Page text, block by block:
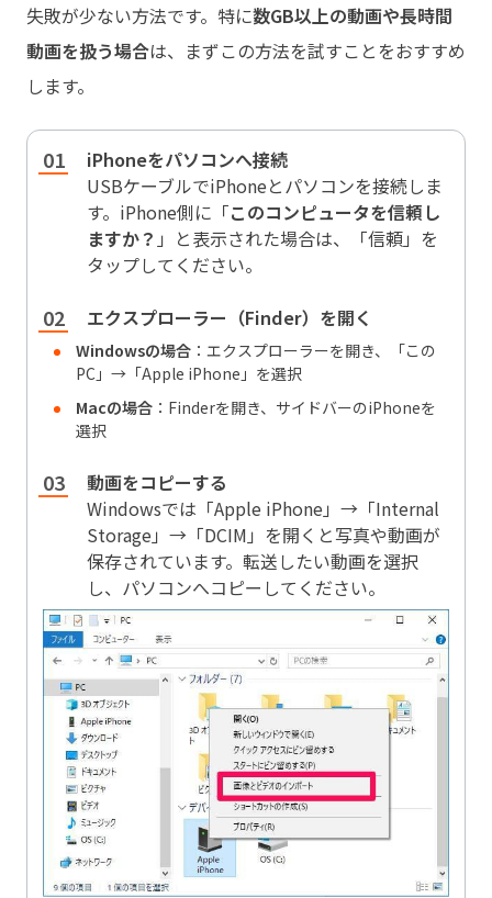
失敗が少ない方法です。特に数GB以上の動画や長時間
動画を扱う場合は、まずこの方法を試すことをおすすめ
します。
iPhoneをパソコンへ接続
USBケーブルでiPhoneとパソコンを接続しま
す。iPhone側に「このコンピュータを信頼し
ますか？ 」と表示された場合は、「信頼」を
タップしてください。
エクスプローラー（Finder）を開く
Windowsの場合 ：エクスプローラーを開き、「この
PC」→「Apple iPhone」を選択
Macの場合 ：Finderを開き、サイドバーのiPhoneを
選択
動画をコピーする
Windowsでは「Apple iPhone」→「Internal
Storage」→「DCIM」を開くと写真や動画が
保存されています。転送したい動画を選択
し、パソコンへコピーしてください。